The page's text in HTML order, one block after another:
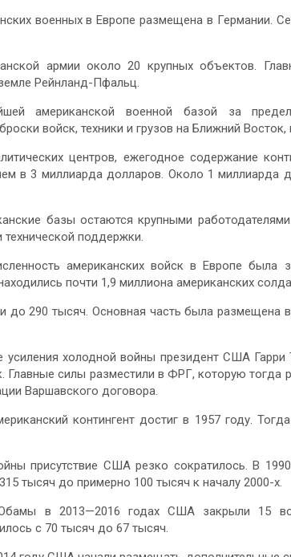
военных в Европе размещена в Германии.
армии около 20 крупных объектов.
Рейнланд-Пфальц.
американской военной базой за
войск, техники и грузов на Ближний
центров, ежегодное содержание
в 3 миллиарда долларов. Около 1 миллиарда
базы остаются крупными
технической поддержки.
американских войск в Европе была
почти 1,9 миллиона американских
до 290 тысяч. Основная часть была размещена
холодной войны президент США Гарри
Главные силы разместили в ФРГ, которую тогда
Варшавского договора.
контингент достиг в 1957 году.
присутствие США резко сократилось. В
тысяч до примерно 100 тысяч к началу 2000-х.
в 2013—2016 годах США закрыли 15
с 70 тысяч до 67 тысяч.